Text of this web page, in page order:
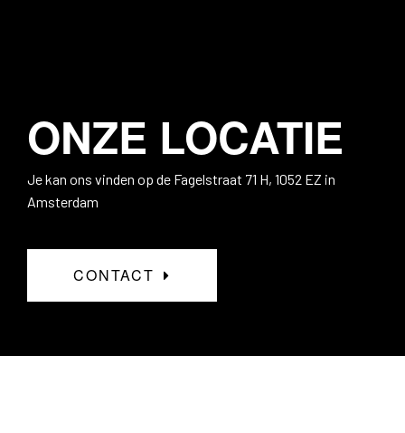
ONZE LOCATIE
Je kan ons vinden op de Fagelstraat 71 H, 1052 EZ in
Amsterdam
CONTACT